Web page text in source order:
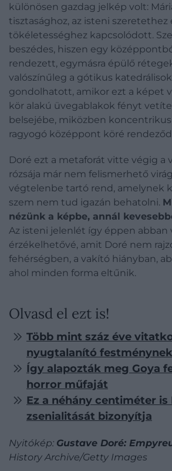
különösen gazdag jelkép volt:
tisztasághoz, az isteni szeretethez
tökéletességhez kapcsolódott.
beszédes, hiszen egy
rendezett, egymásra épülő
valószínűleg a gótikus katedrálisok
gondolhatott, amikor ezt a képet
kör alakú üvegablakok fényt
belsejébe, miközben
ragyogó középpont köré
Doré ezt a metaforát vitte végig a
rózsája már nem felismerhető
végtelenbe tartó rend, amelynek
szem nem tud igazán behatolni.
nézünk a képbe, annál
Az isteni jelenlét így éppen abban
érzékelhetővé, amit Doré nem
fehérségben, a vakító hiányban,
ahol minden forma eltűnik.
Olvasd el ezt is!
Több mint száz éve
nyugtalanító
Így alapozták meg Goya
horror műfaját
Ez a néhány centiméter is
zsenialitását bizonyítja
Nyitókép: Gustave Doré:
History Archive/Getty Images